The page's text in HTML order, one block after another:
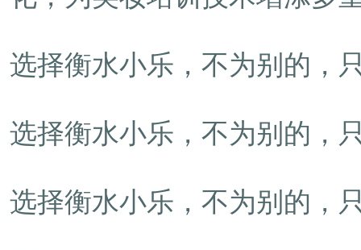
选择衡水小乐，不为别的，
选择衡水小乐，不为别的，
选择衡水小乐，不为别的，